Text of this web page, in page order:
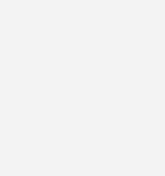
verkauft
zur solarelektrischen
SHK-Fachleute zum